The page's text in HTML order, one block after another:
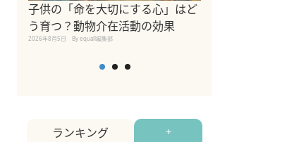
子供の「命を大切にする心」はど
う育つ？動物介在活動の効果
2026年8月5日 By equall編集部
ランキング +